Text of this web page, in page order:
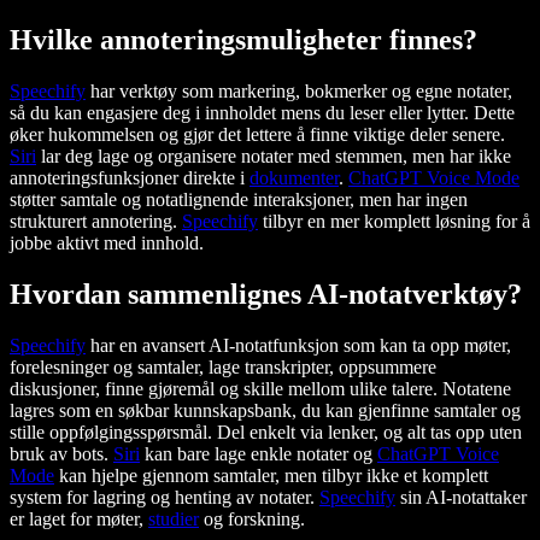
Hvilke annoteringsmuligheter finnes?
Speechify har verktøy som markering, bokmerker og egne notater,
så du kan engasjere deg i innholdet mens du leser eller lytter. Dette
øker hukommelsen og gjør det lettere å finne viktige deler senere.
Siri lar deg lage og organisere notater med stemmen, men har ikke
annoteringsfunksjoner direkte i dokumenter. ChatGPT Voice Mode
støtter samtale og notatlignende interaksjoner, men har ingen
strukturert annotering. Speechify tilbyr en mer komplett løsning for å
jobbe aktivt med innhold.
Hvordan sammenlignes AI-notatverktøy?
Speechify har en avansert AI-notatfunksjon som kan ta opp møter,
forelesninger og samtaler, lage transkripter, oppsummere
diskusjoner, finne gjøremål og skille mellom ulike talere. Notatene
lagres som en søkbar kunnskapsbank, du kan gjenfinne samtaler og
stille oppfølgingsspørsmål. Del enkelt via lenker, og alt tas opp uten
bruk av bots. Siri kan bare lage enkle notater og ChatGPT Voice
Mode kan hjelpe gjennom samtaler, men tilbyr ikke et komplett
system for lagring og henting av notater. Speechify sin AI-notattaker
er laget for møter, studierog forskning.